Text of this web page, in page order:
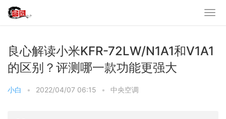
良心解读小米KFR-72LW/N1A1和V1A1
的区别？评测哪一款功能更强大
小白 • 2022/04/07 06:15 • 中央空调